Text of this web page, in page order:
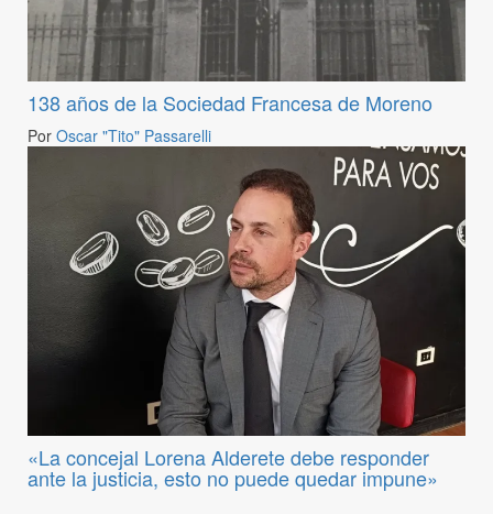
138 años de la Sociedad Francesa de Moreno
Por Oscar "Tito" Passarelli
«La concejal Lorena Alderete debe responder
ante la justicia, esto no puede quedar impune»